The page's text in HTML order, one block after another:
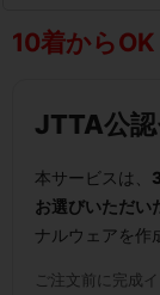
10着から
JTTA公
本サービスは、
お選びいただい
ナルウェアを作
ご注文前に完成